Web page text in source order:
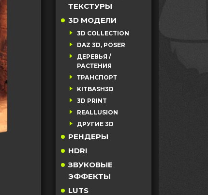
ТЕКСТУРЫ
3D МОДЕЛИ
3D COLLECTION
DAZ 3D, POSER
ДЕРЕВЬЯ /
РАСТЕНИЯ
ТРАНСПОРТ
KITBASH3D
3D PRINT
REALLUSION
ДРУГИЕ 3D
РЕНДЕРЫ
HDRI
ЗВУКОВЫЕ
ЭФФЕКТЫ
LUTS